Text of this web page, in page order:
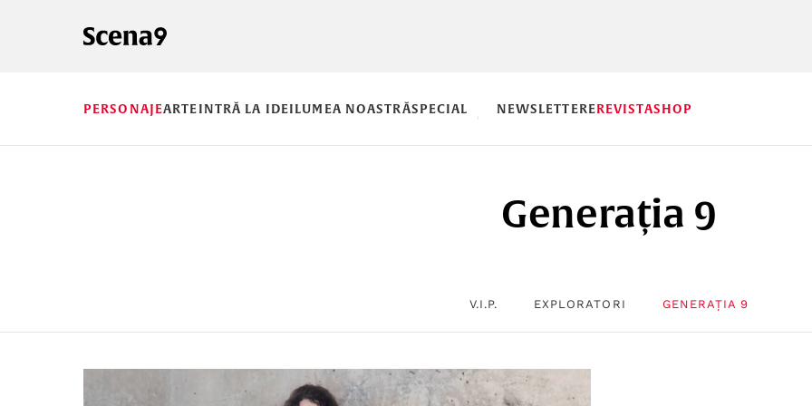
PERSONAJEARTEINTRĂ LA IDEILUMEA NOASTRĂSPECIAL NEWSLETTEREREVISTASHOP
Generația 9
V.I.P. EXPLORATORI GENERAȚIA 9